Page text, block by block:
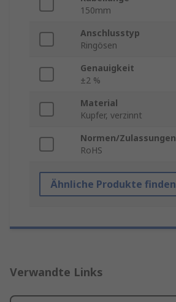
150mm
Anschlusstyp
Ringösen
Genauigkeit
±2 %
Material
Kupfer, verzinnt
Normen/Zulassungen
RoHS
Ähnliche Produkte finden
Verwandte Links